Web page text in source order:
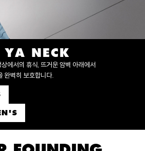
YA NECK
에서의 휴식, 뜨거운 암벽 아래에서
완벽히 보호합니다.